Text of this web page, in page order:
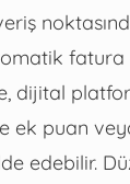
fatura
dijital
ek puan
edebilir.